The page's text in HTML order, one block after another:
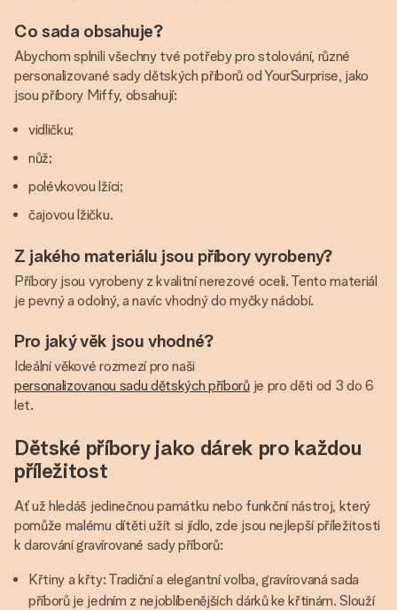
Co sada obsahuje?
Abychom splnili všechny tvé potřeby pro stolování, různé
personalizované sady dětských příborů od YourSurprise, jako
jsou příbory Miffy, obsahují:
vidličku;
nůž;
polévkovou lžíci;
čajovou lžičku.
Z jakého materiálu jsou příbory vyrobeny?
Příbory jsou vyrobeny z kvalitní nerezové oceli. Tento materiál
je pevný a odolný, a navíc vhodný do myčky nádobí.
Pro jaký věk jsou vhodné?
Ideální věkové rozmezí pro naši
personalizovanou sadu dětských příborůje pro děti od 3 do 6
let.
Dětské příbory jako dárek pro každou
příležitost
Ať už hledáš jedinečnou památku nebo funkční nástroj, který
pomůže malému dítěti užít si jídlo, zde jsou nejlepší příležitosti
k darování gravírované sady příborů:
Křtiny a křty: Tradiční a elegantní volba, gravírovaná sada
příborů je jedním z nejoblíbenějších dárků ke křtinám. Slouží